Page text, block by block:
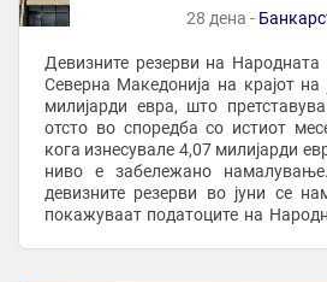
28 дена -
Девизните резерви на
Северна Македонија на крајот на
милијарди евра, што
отсто во споредба со истиот
кога изнесувале 4,07 милијарди
ниво е забележано
девизните резерви во јуни се
покажуваат податоците на